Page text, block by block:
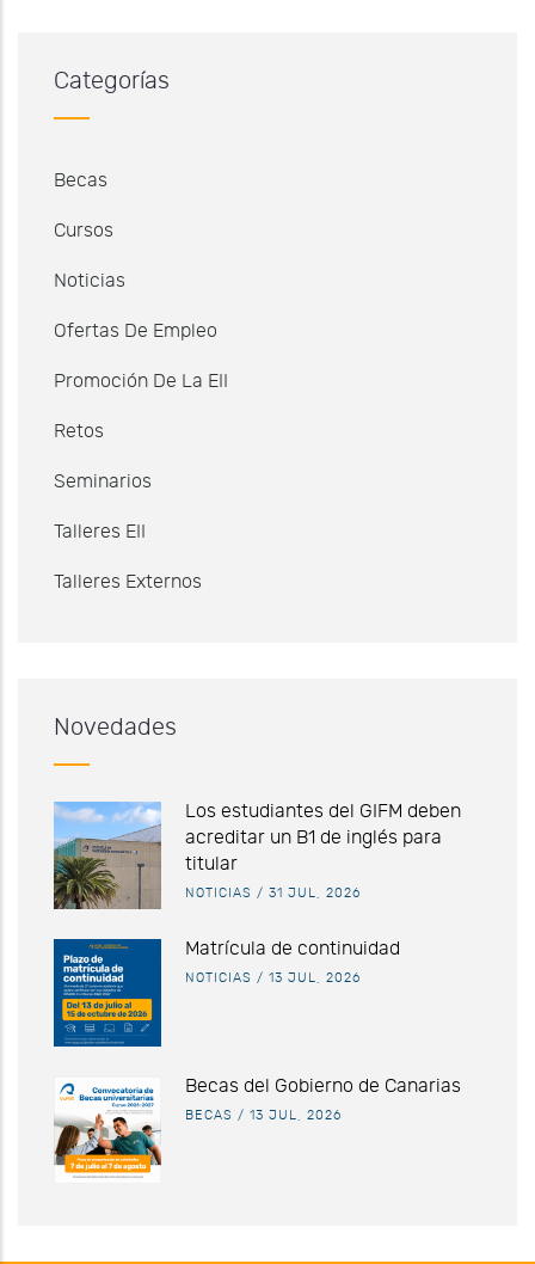
Categorías
Becas
Cursos
Noticias
Ofertas De Empleo
Promoción De La EII
Retos
Seminarios
Talleres EII
Talleres Externos
Novedades
Los estudiantes del GIFM deben
acreditar un B1 de inglés para
titular
NOTICIAS / 31 JUL, 2026
Matrícula de continuidad
NOTICIAS / 13 JUL, 2026
Becas del Gobierno de Canarias
BECAS / 13 JUL, 2026